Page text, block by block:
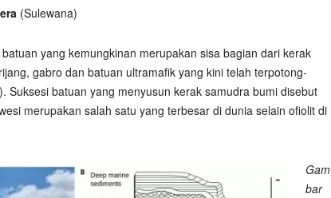
(Sulewana)
yang kemungkinan merupakan sisa bagian dari kerak
gabro dan batuan ultramafik yang kini telah terpotong-
Suksesi batuan yang menyusun kerak samudra bumi disebut
merupakan salah satu yang terbesar di dunia selain ofiolit di
Gam
bar